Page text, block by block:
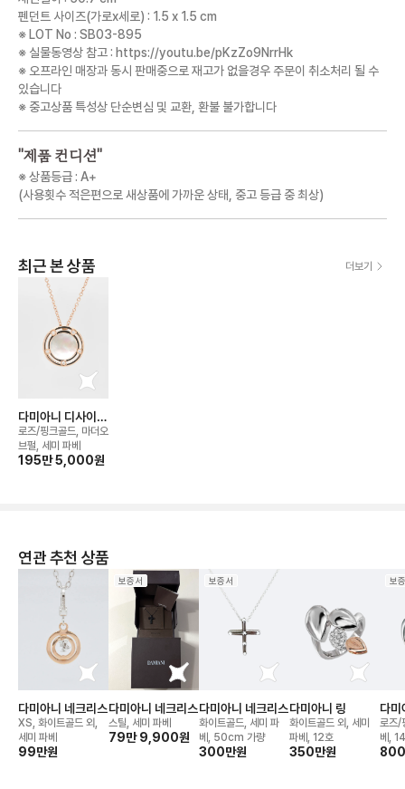
펜던트 사이즈(가로x세로) : 1.5 x 1.5 cm
※ LOT No : SB03-895
※ 실물동영상 참고 : https://youtu.be/pKzZo9NrrHk
※ 오프라인 매장과 동시 판매중으로 재고가 없을경우 주문이 취소처리 될 수
있습니다
※ 중고상품 특성상 단순변심 및 교환, 환불 불가합니다
"제품 컨디션"
※ 상품등급 : A+
(사용횟수 적은편으로 새상품에 가까운 상태, 중고 등급 중 최상)
최근 본 상품 더보기
다미아니 디사이드
네크리스
로즈/핑크골드, 마더오
브펄, 세미 파베
195만 5,000원
연관 추천 상품
다미아니 네크리스
XS, 화이트골드 외,
세미 파베
99만원
보증서
다미아니 네크리스
스틸, 세미 파베
79만 9,900원
보증서
다미아니 네크리스
화이트골드, 세미 파
베, 50cm 가량
300만원
다미아니 링
화이트골드 외, 세미
파베, 12호
350만원
보
다미
로즈/
베,